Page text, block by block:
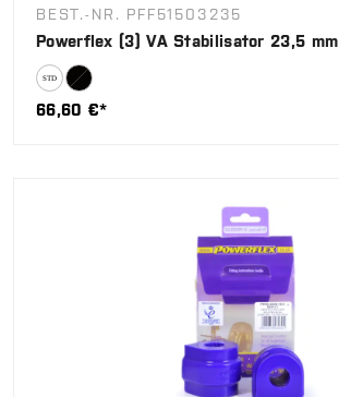
BEST.-NR. PFF51503235
Powerflex (3) VA Stabilisator 23,5 mm
66,60 €*